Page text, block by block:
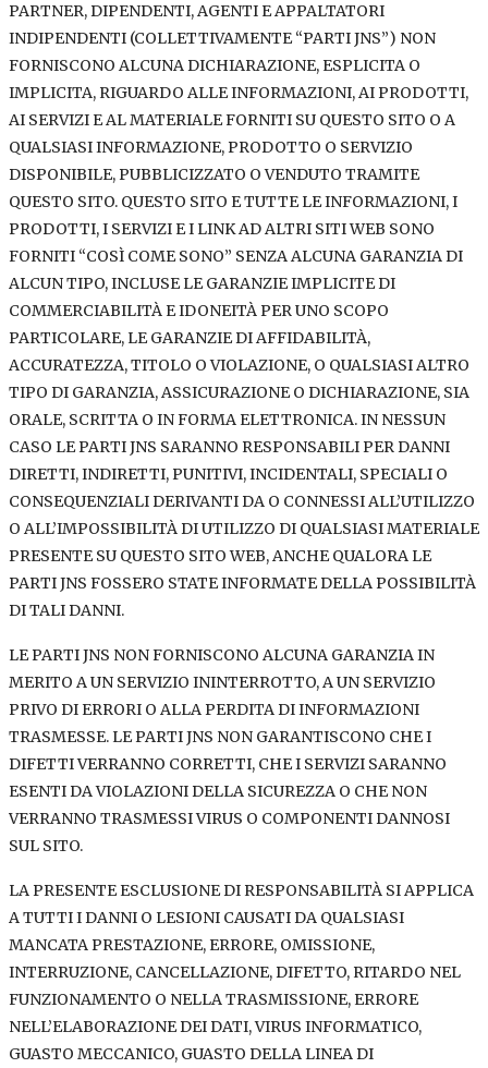
PARTNER, DIPENDENTI, AGENTI E APPALTATORI
INDIPENDENTI (COLLETTIVAMENTE “PARTI JNS”) NON
FORNISCONO ALCUNA DICHIARAZIONE, ESPLICITA O
IMPLICITA, RIGUARDO ALLE INFORMAZIONI, AI PRODOTTI,
AI SERVIZI E AL MATERIALE FORNITI SU QUESTO SITO O A
QUALSIASI INFORMAZIONE, PRODOTTO O SERVIZIO
DISPONIBILE, PUBBLICIZZATO O VENDUTO TRAMITE
QUESTO SITO. QUESTO SITO E TUTTE LE INFORMAZIONI, I
PRODOTTI, I SERVIZI E I LINK AD ALTRI SITI WEB SONO
FORNITI “COSÌ COME SONO” SENZA ALCUNA GARANZIA DI
ALCUN TIPO, INCLUSE LE GARANZIE IMPLICITE DI
COMMERCIABILITÀ E IDONEITÀ PER UNO SCOPO
PARTICOLARE, LE GARANZIE DI AFFIDABILITÀ,
ACCURATEZZA, TITOLO O VIOLAZIONE, O QUALSIASI ALTRO
TIPO DI GARANZIA, ASSICURAZIONE O DICHIARAZIONE, SIA
ORALE, SCRITTA O IN FORMA ELETTRONICA. IN NESSUN
CASO LE PARTI JNS SARANNO RESPONSABILI PER DANNI
DIRETTI, INDIRETTI, PUNITIVI, INCIDENTALI, SPECIALI O
CONSEQUENZIALI DERIVANTI DA O CONNESSI ALL’UTILIZZO
O ALL’IMPOSSIBILITÀ DI UTILIZZO DI QUALSIASI MATERIALE
PRESENTE SU QUESTO SITO WEB, ANCHE QUALORA LE
PARTI JNS FOSSERO STATE INFORMATE DELLA POSSIBILITÀ
DI TALI DANNI.
LE PARTI JNS NON FORNISCONO ALCUNA GARANZIA IN
MERITO A UN SERVIZIO ININTERROTTO, A UN SERVIZIO
PRIVO DI ERRORI O ALLA PERDITA DI INFORMAZIONI
TRASMESSE. LE PARTI JNS NON GARANTISCONO CHE I
DIFETTI VERRANNO CORRETTI, CHE I SERVIZI SARANNO
ESENTI DA VIOLAZIONI DELLA SICUREZZA O CHE NON
VERRANNO TRASMESSI VIRUS O COMPONENTI DANNOSI
SUL SITO.
LA PRESENTE ESCLUSIONE DI RESPONSABILITÀ SI APPLICA
A TUTTI I DANNI O LESIONI CAUSATI DA QUALSIASI
MANCATA PRESTAZIONE, ERRORE, OMISSIONE,
INTERRUZIONE, CANCELLAZIONE, DIFETTO, RITARDO NEL
FUNZIONAMENTO O NELLA TRASMISSIONE, ERRORE
NELL’ELABORAZIONE DEI DATI, VIRUS INFORMATICO,
GUASTO MECCANICO, GUASTO DELLA LINEA DI